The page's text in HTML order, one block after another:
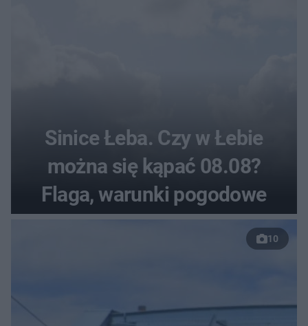
Sinice Łeba. Czy w Łebie
można się kąpać 08.08?
Flaga, warunki pogodowe
10